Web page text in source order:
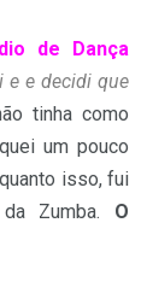
de Dança
e e decidi que
tinha como
um pouco
isso, fui
Zumba. O